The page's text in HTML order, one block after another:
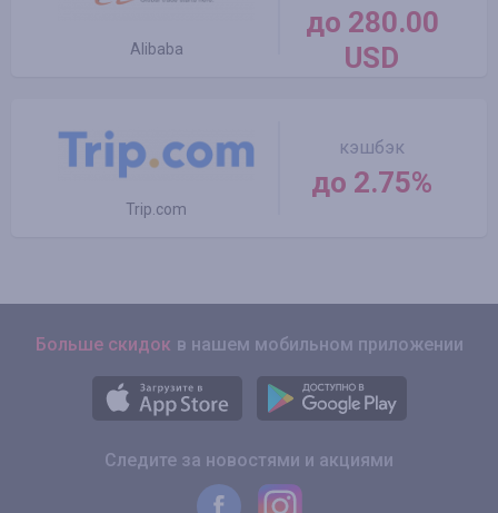
Alibaba
до 280.00
USD
Trip.com
кэшбэк
до 2.75%
Больше скидок в нашем мобильном приложении
Следите за новостями и акциями